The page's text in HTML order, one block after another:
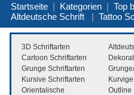
Startseite | Kategorien | Top
Altdeutsche Schrift | Tattoo
3D Schriftarten
Cartoon Schriftarten
Grunge Schriftarten
Kursive Schriftarten
Orientalische
Outline